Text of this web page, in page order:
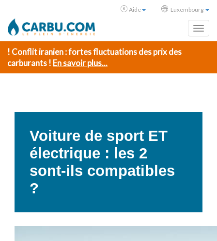
Aide Luxembourg
! Conflit iranien : fortes fluctuations des prix des
carburants ! En savoir plus...
Voiture de sport ET
électrique : les 2
sont-ils compatibles
?